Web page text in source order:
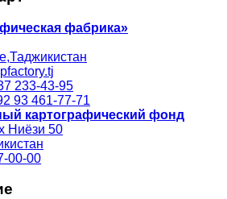
фабрика»
Таджикистан
233-43-95
93 461-77-71
картографический фонд
Ниёзи 50
00-00